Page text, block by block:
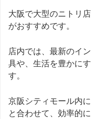
大阪で大型のニトリ
がおすすめです。
店内では、最新のイ
具や、生活を豊かに
す。
京阪シティモール内
と合わせて、効率的